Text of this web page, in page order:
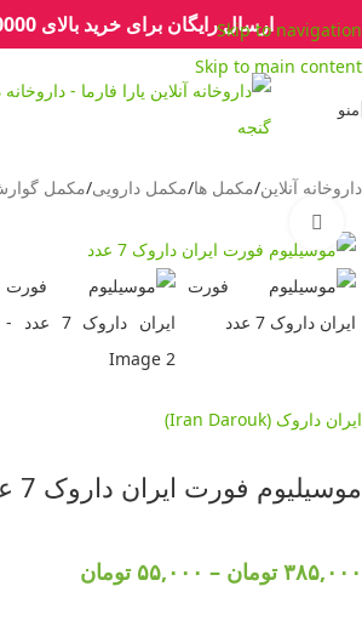
Skip to navigation
Skip to main content
ارسال رایگان برای خرید بالای 4000000 تومان
منو
داروخانه آنلاین/مکمل ها/مکمل دارویی/مکمل
ایران داروک (Iran Darouk)
موسیلیوم فورت ایران داروک 7 عدد
۳۸۵,۰۰۰ تومان – ۵۵,۰۰۰ تومان